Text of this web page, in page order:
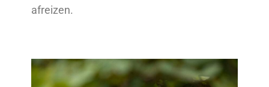
afreizen.